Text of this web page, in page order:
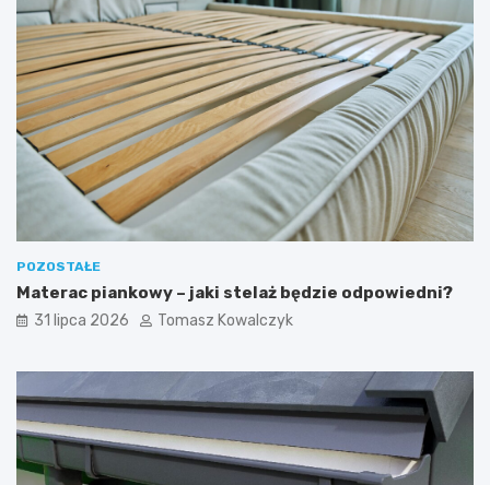
POZOSTAŁE
Materac piankowy – jaki stelaż będzie odpowiedni?
31 lipca 2026 Tomasz Kowalczyk